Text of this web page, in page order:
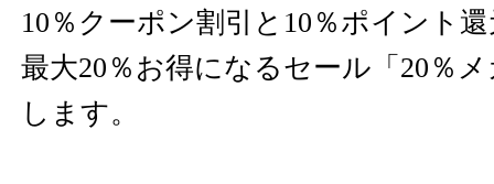
10％クーポン割引と10％ポイント
最大20％お得になるセール「20％
します。